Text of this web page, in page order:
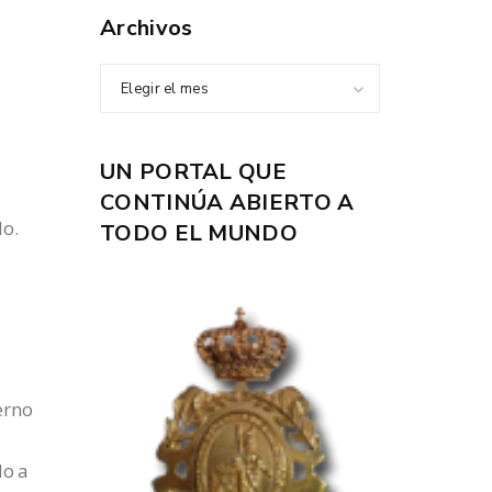
a
Archivos
Elegir el mes
UN PORTAL QUE
CONTINÚA ABIERTO A
TODO EL MUNDO